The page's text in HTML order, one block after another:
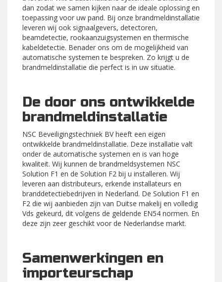
dan zodat we samen kijken naar de ideale oplossing en
toepassing voor uw pand. Bij onze brandmeldinstallatie
leveren wij ook signaalgevers, detectoren,
beamdetectie, rookaanzuigsystemen en thermische
kabeldetectie. Benader ons om de mogelijkheid van
automatische systemen te bespreken. Zo krijgt u de
brandmeldinstallatie die perfect is in uw situatie.
De door ons ontwikkelde
brandmeldinstallatie
NSC Beveiligingstechniek BV heeft een eigen
ontwikkelde brandmeldinstallatie. Deze installatie valt
onder de automatische systemen en is van hoge
kwaliteit. Wij kunnen de brandmeldsystemen NSC
Solution F1 en de Solution F2 bij u installeren. Wij
leveren aan distributeurs, erkende installateurs en
branddetectiebedrijven in Nederland. De Solution F1 en
F2 die wij aanbieden zijn van Duitse makelij en volledig
Vds gekeurd, dit volgens de geldende EN54 normen. En
deze zijn zeer geschikt voor de Nederlandse markt.
Samenwerkingen en
importeurschap